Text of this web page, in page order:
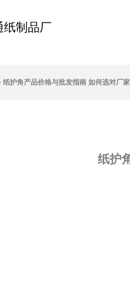
纸制品厂
纸护角产品价格与批发指南 如何选对厂家
纸护